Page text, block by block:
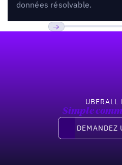
données résolvable.
UBERALL
Simple
Demandez
DEMANDEZ